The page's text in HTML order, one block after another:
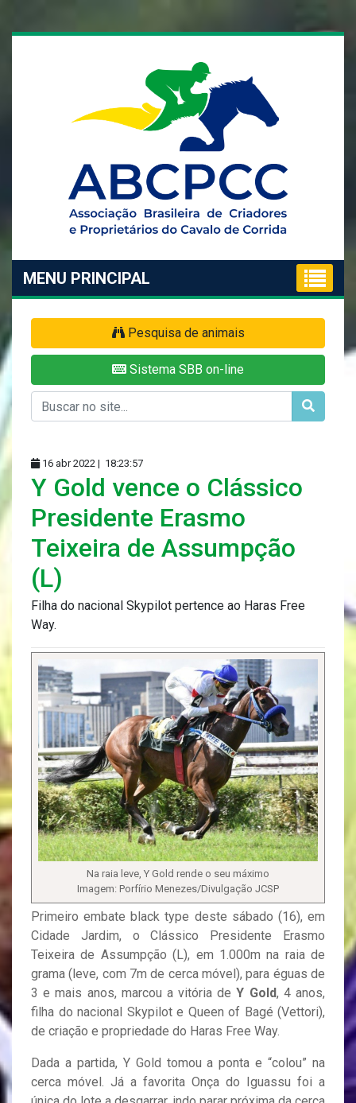
MENU PRINCIPAL
Pesquisa de animais
Sistema SBB on-line
16 abr 2022 | 18:23:57
Y Gold vence o Clássico
Presidente Erasmo
Teixeira de Assumpção
(L)
Filha do nacional Skypilot pertence ao Haras Free
Way.
Na raia leve, Y Gold rende o seu máximo
Imagem: Porfírio Menezes/Divulgação JCSP
Primeiro embate black type deste sábado (16), em
Cidade Jardim, o Clássico Presidente Erasmo
Teixeira de Assumpção (L), em 1.000m na raia de
grama (leve, com 7m de cerca móvel), para éguas de
3 e mais anos, marcou a vitória deY Gold, 4 anos,
filha do nacional Skypilot e Queen of Bagé (Vettori),
de criação e propriedade do Haras Free Way.
Dada a partida, Y Gold tomou a ponta e “colou” na
cerca móvel. Já a favorita Onça do Iguassu foi a